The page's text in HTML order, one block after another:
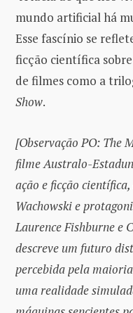
mundo artificial há
Esse fascínio se
ficção científica
de filmes como a
Show.
[Observação PO: The
filme Australo-
ação e ficção
Wachowski e
Laurence Fishburne e
descreve um futuro
percebida pela
uma realidade